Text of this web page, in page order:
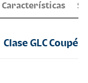
Características
Clase GLC Coupé